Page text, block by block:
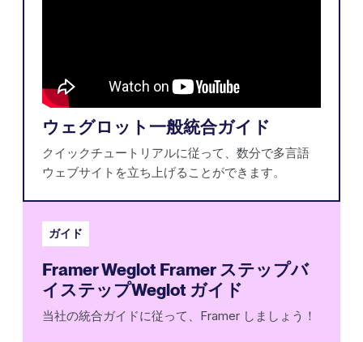
ウェグロット一般統合ガイド
クイックチュートリアルに従って、数分で多言語
ウェブサイトを立ち上げることができます。
ガイド
Framer Weglot Framer ステップバ
イステップWeglot ガイド
当社の統合ガイドに従って、Framer しましょう！